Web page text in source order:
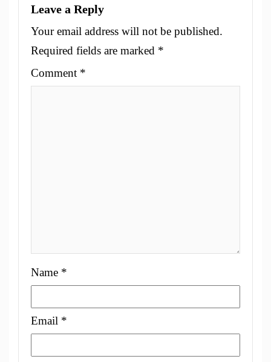
Leave a Reply
Your email address will not be published.
Required fields are marked *
Comment *
Name *
Email *